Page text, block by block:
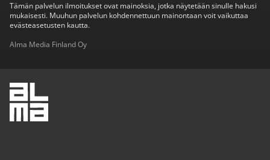
Tämän palvelun ilmoitukset ovat mainoksia, jotka näytetään sinulle hakusi
mukaisesti. Muuhun palvelun kohdennettuun mainontaan voit vaikuttaa
evästeasetusten kautta.
Alma Media Finland Oy